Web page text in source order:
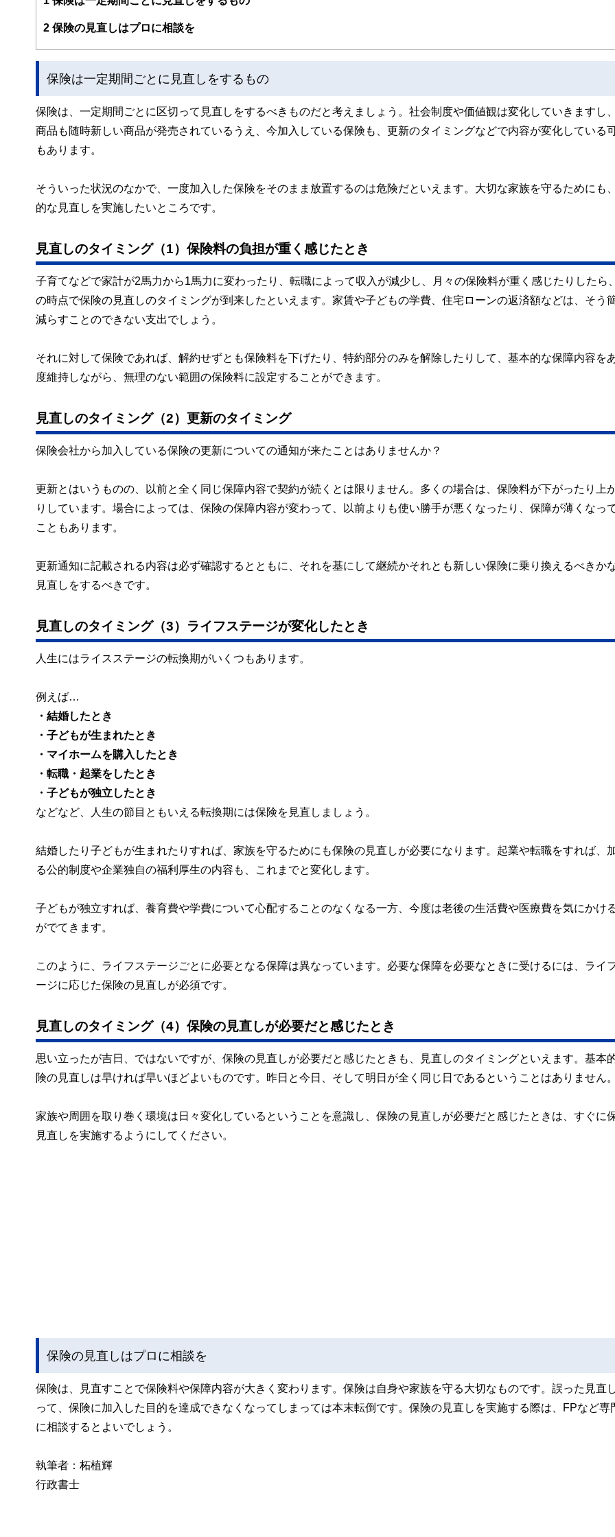
2 保険の見直しはプロに相談を
保険は一定期間ごとに見直しをするもの
保険は、一定期間ごとに区切って見直しをするべきものだと考えましょう。社会制度や価値観は変化していきますし
商品も随時新しい商品が発売されているうえ、今加入している保険も、更新のタイミングなどで内容が変化している
もあります。
そういった状況のなかで、一度加入した保険をそのまま放置するのは危険だといえます。大切な家族を守るためにも
的な見直しを実施したいところです。
見直しのタイミング（1）保険料の負担が重く感じたとき
子育てなどで家計が2馬力から1馬力に変わったり、転職によって収入が減少し、月々の保険料が重く感じたりしたら
の時点で保険の見直しのタイミングが到来したといえます。家賃や子どもの学費、住宅ローンの返済額などは、そう
減らすことのできない支出でしょう。
それに対して保険であれば、解約せずとも保険料を下げたり、特約部分のみを解除したりして、基本的な保障内容を
度維持しながら、無理のない範囲の保険料に設定することができます。
見直しのタイミング（2）更新のタイミング
保険会社から加入している保険の更新についての通知が来たことはありませんか？
更新とはいうものの、以前と全く同じ保障内容で契約が続くとは限りません。多くの場合は、保険料が下がったり上
りしています。場合によっては、保険の保障内容が変わって、以前よりも使い勝手が悪くなったり、保障が薄くなっ
こともあります。
更新通知に記載される内容は必ず確認するとともに、それを基にして継続かそれとも新しい保険に乗り換えるべきかな
見直しをするべきです。
見直しのタイミング（3）ライフステージが変化したとき
人生にはライスステージの転換期がいくつもあります。
例えば…
・結婚したとき
・子どもが生まれたとき
・マイホームを購入したとき
・転職・起業をしたとき
・子どもが独立したとき
などなど、人生の節目ともいえる転換期には保険を見直しましょう。
結婚したり子どもが生まれたりすれば、家族を守るためにも保険の見直しが必要になります。起業や転職をすれば、
る公的制度や企業独自の福利厚生の内容も、これまでと変化します。
子どもが独立すれば、養育費や学費について心配することのなくなる一方、今度は老後の生活費や医療費を気にかけ
がでてきます。
このように、ライフステージごとに必要となる保障は異なっています。必要な保障を必要なときに受けるには、ライ
ージに応じた保険の見直しが必須です。
見直しのタイミング（4）保険の見直しが必要だと感じたとき
思い立ったが吉日、ではないですが、保険の見直しが必要だと感じたときも、見直しのタイミングといえます。基本
険の見直しは早ければ早いほどよいものです。昨日と今日、そして明日が全く同じ日であるということはありません。
家族や周囲を取り巻く環境は日々変化しているということを意識し、保険の見直しが必要だと感じたときは、すぐに
見直しを実施するようにしてください。
保険の見直しはプロに相談を
保険は、見直すことで保険料や保障内容が大きく変わります。保険は自身や家族を守る大切なものです。誤った見直
って、保険に加入した目的を達成できなくなってしまっては本末転倒です。保険の見直しを実施する際は、FPなど専
に相談するとよいでしょう。
執筆者：柘植輝
行政書士